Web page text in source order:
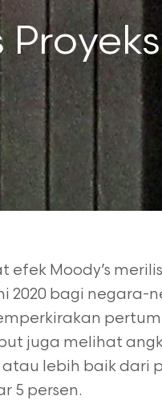
Moody’s
bagi negara-
juga melihat
atau lebih baik dari
5 persen.